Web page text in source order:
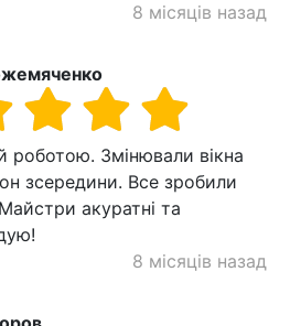
8 місяців назад
роботою. Змінювали вікна
зсередини. Все зробили
акуратні та
8 місяців назад